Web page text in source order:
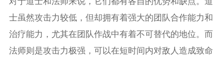
士虽然攻击力较低，但却拥有着强大的团队合作能力和
治疗能力，尤其在团队作战中有着不可替代的地位。而
法师则是攻击力极强，可以在短时间内对敌人造成致命